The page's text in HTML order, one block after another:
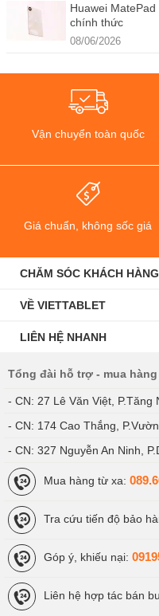
Huawei
chính thức
08/06/2026
Vận chuyển toàn quốc
Giá chuẩn, không sốc giá
CHĂM SÓC KHÁCH HÀNG
VỀ VIETTABLET
LIÊN HỆ NHANH
Tổng đài hỗ trợ - mua hàng
- CN: 27 Lê Văn Việt, P.Tăng
- CN: 174 Cao Thắng,
- CN: 327 Nguyễn An Ninh,
Mua hàng từ xa:
Tra cứu tiến độ bảo
Góp ý, khiếu nại:
Liên hệ hợp tác bán